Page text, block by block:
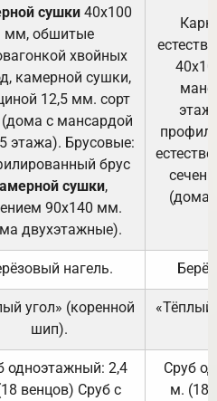
сушки 40х100
мм, обшитые
хвойных
камерной сушки,
12,5 мм. сорт
(дома с мансардой
этажа). Брусовые:
брус
сушки,
90х140 мм.
двухэтажные).
(дома
нагель.
угол» (коренной
шип).
«Тёплый
одноэтажный: 2,4
венцов) Сруб с
Сруб
м. (18